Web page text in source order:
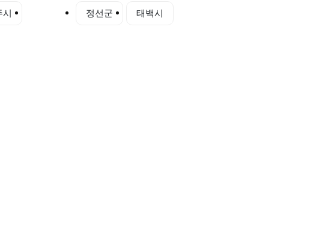
시 정선군
태백시